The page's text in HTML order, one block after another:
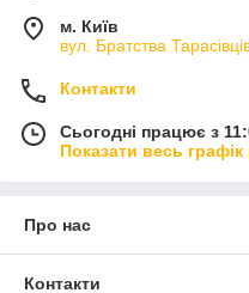
м. Київ
вул. Братства
Контакти
Сьогодні працює з
Показати весь
Про нас
Контакти